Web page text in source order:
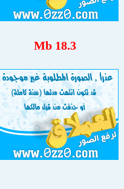
18.3 Mb